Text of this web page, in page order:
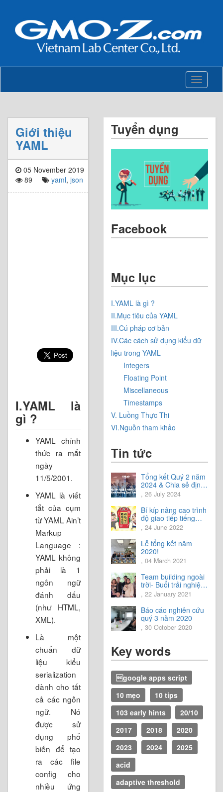
Toggle
Giới thiệu
YAML
05 November 2019
89
yaml, json
I.YAML là
gì ?
YAML chính
thức ra mắt
ngày
11/5/2001.
YAML là viết
tắt của cụm
từ YAML Ain’t
Markup
Language :
YAML không
phải là 1
ngôn ngữ
đánh dấu
(như HTML,
XML).
Là một
chuẩn dữ
liệu kiểu
serialization
dành cho tất
cả các ngôn
ngữ. Nó
được sử
dụng phổ
biến để tạo
ra các file
config cho
nhiều ứng
Tuyển dụng
Facebook
Mục lục
I.YAML là gì ?
II.Mục tiêu của YAML
III.Cú pháp cơ bản
IV.Các cách sử dụng kiểu dữ
liệu trong YAML
Integers
Floating Point
Miscellaneous
Timestamps
V. Luồng Thực Thi
VI.Nguồn tham khảo
Tin tức
Tổng kết Quý 2 năm
2024 & Chia sẻ định
hướng Quý 3 năm
2024
, 26 July 2024
Bí kíp nâng cao trình
độ giao tiếp tiếng
Nhật.
, 24 June 2022
Lễ tổng kết năm
2020!
, 04 March 2021
Team building ngoài
trời- Buổi trải nghiệm
tuyệt vời.
, 22 January 2021
Báo cáo nghiên cứu
quý 3 năm 2020
, 30 October 2020
Key words
google apps script
10 mẹo
10 tips
103 early hints
20/10
2017
2018
2020
2023
2024
2025
acid
adaptive threshold